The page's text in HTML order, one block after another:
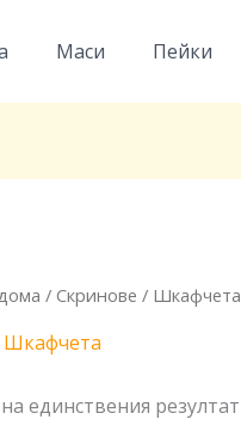
Маси Пейки
/ Скринове / Шкафчета
единствения резултат